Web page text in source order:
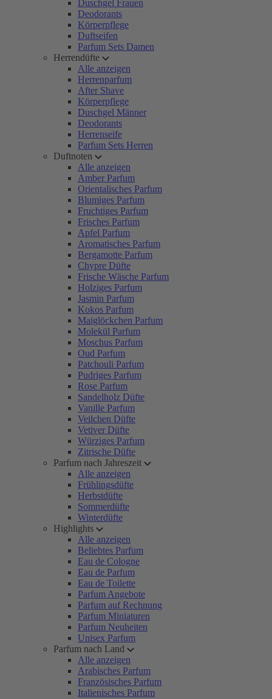
Duschgel Frauen
Deodorants
Körperpflege
Duftseifen
Parfum Sets Damen
Herrendüfte
Alle anzeigen
Herrenparfum
After Shave
Körperpflege
Duschgel Männer
Deodorants
Herrenseife
Parfum Sets Herren
Duftnoten
Alle anzeigen
Amber Parfum
Orientalisches Parfum
Blumiges Parfum
Fruchtiges Parfum
Frisches Parfum
Apfel Parfum
Aromatisches Parfum
Bergamotte Parfum
Chypre Düfte
Frische Wäsche Parfum
Holziges Parfum
Jasmin Parfum
Kokos Parfum
Maiglöckchen Parfum
Molekül Parfum
Moschus Parfum
Oud Parfum
Patchouli Parfum
Pudriges Parfum
Rose Parfum
Sandelholz Düfte
Vanille Parfum
Veilchen Düfte
Vetiver Düfte
Würziges Parfum
Zitrische Düfte
Parfum nach Jahreszeit
Alle anzeigen
Frühlingsdüfte
Herbstdüfte
Sommerdüfte
Winterdüfte
Highlights
Alle anzeigen
Beliebtes Parfum
Eau de Cologne
Eau de Parfum
Eau de Toilette
Parfum Angebote
Parfum auf Rechnung
Parfum Miniaturen
Parfum Neuheiten
Unisex Parfum
Parfum nach Land
Alle anzeigen
Arabisches Parfum
Französisches Parfum
Italienisches Parfum